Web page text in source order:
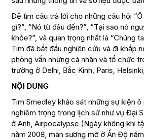
Để tìm câu trả lời cho những câu hỏi
gì?”, “Nó từ đâu đến?”, “Tại sao nó
khỏe?”, và quan trọng nhất là “Chúng
Tim đã bắt đầu nghiên cứu và đi khắp
phỏng vấn những cá nhân và tổ chức
trường ở Delhi, Bắc Kinh, Paris,
NỘI DUNG
Tim Smedley khảo sát những sự kiện ô
nghiêm trọng trong lịch sử như vụ Đại
ở Anh, Airpocalypse (Ngày không khí
năm 2008, màn sương mờ ở Ấn Độ